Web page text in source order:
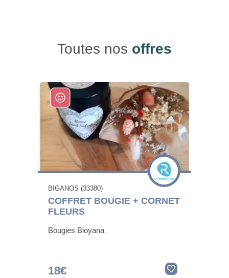
Toutes nos offres
BIGANOS (33380)
COFFRET BOUGIE + CORNET
FLEURS
Bougies Bioyana
18€